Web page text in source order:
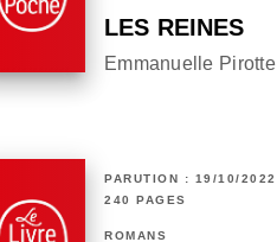
LES REINES
Emmanuelle Pirotte
PARUTION : 19/10/2022
240 PAGES
ROMANS